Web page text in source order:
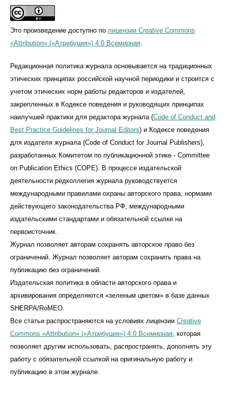
Это произведение доступно по лицензии Creative Commons
«Attribution» («Атрибуция») 4.0 Всемирная.
Редакционная политика журнала основывается на традиционных
этических принципах российской научной периодики и строится с
учетом этических норм работы редакторов и издателей,
закрепленных в Кодексе поведения и руководящих принципах
наилучшей практики для редактора журнала (Code of Conduct and
Best Practice Guidelines for Journal Editors) и Кодексе поведения
для издателя журнала (Code of Conduct for Journal Publishers),
разработанных Комитетом по публикационной этике - Committee
on Publication Ethics (COPE). В процессе издательской
деятельности редколлегия журнала руководствуется
международными правилами охраны авторского права, нормами
действующего законодательства РФ, международными
издательскими стандартами и обязательной ссылке на
первоисточник.
Журнал позволяет авторам сохранять авторское право без
ограничений. Журнал позволяет авторам сохранить права на
публикацию без ограничений.
Издательская политика в области авторского права и
архивирования определяются «зеленым цветом» в базе данных
SHERPA/RoMEO.
Все статьи распространяются на условиях лицензии Creative
Commons «Attribution» («Атрибуция») 4.0 Всемирная, которая
позволяет другим использовать, распространять, дополнять эту
работу с обязательной ссылкой на оригинальную работу и
публикацию в этом журналe.